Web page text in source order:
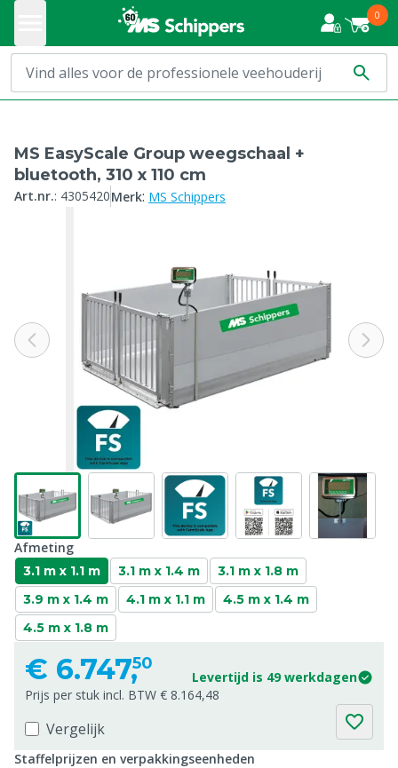
0
MS EasyScale Group weegschaal +
bluetooth, 310 x 110 cm
Art.nr.: 4305420Merk: MS Schippers
Afmeting
3.1 m x 1.1 m 3.1 m x 1.4 m
3.1 m x 1.8 m
3.9 m x 1.4 m
4.1 m x 1.1 m
4.5 m x 1.4 m
4.5 m x 1.8 m
€ 6.747,50
Levertijd is 49 werkdagen
Prijs per stuk incl. BTW € 8.164,48
Vergelijk
Staffelprijzen en verpakkingseenheden